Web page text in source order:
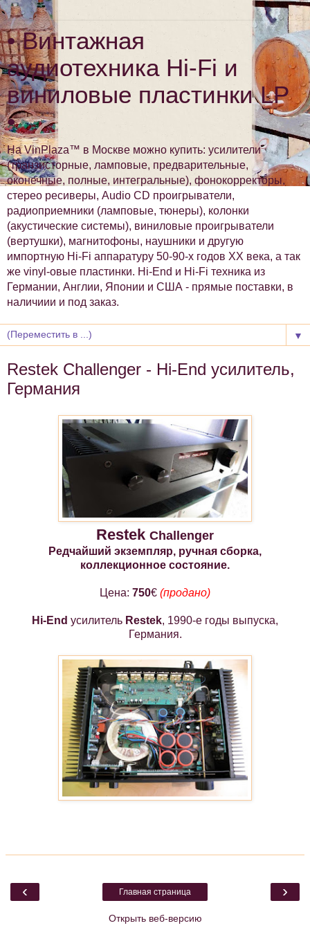
• Винтажная
аудиотехника Hi-Fi и
виниловые пластинки LP
•
На VinPlaza™ в Москве можно купить: усилители
(транзисторные, ламповые, предварительные,
оконечные, полные, интегральные), фонокорректоры,
стерео ресиверы, Audio CD проигрыватели,
радиоприемники (ламповые, тюнеры), колонки
(акустические системы), виниловые проигрыватели
(вертушки), магнитофоны, наушники и другую
импортную Hi-Fi аппаратуру 50-90-х годов XX века, а так
же vinyl-овые пластинки. Hi-End и Hi-Fi техника из
Германии, Англии, Японии и США - прямые поставки, в
наличиии и под заказ.
▼
Restek Challenger - Hi-End усилитель,
Германия
Restek Challenger
Редчайший экземпляр, ручная сборка,
коллекционное состояние.
Цена: 750€ (продано)
Hi-End усилитель Restek, 1990-е годы выпуска,
Германия.
‹ ›
Главная страница
Открыть веб-версию